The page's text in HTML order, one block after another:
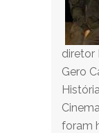
diretor
Gero
foram